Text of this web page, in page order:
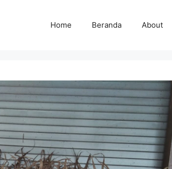
Home Beranda About